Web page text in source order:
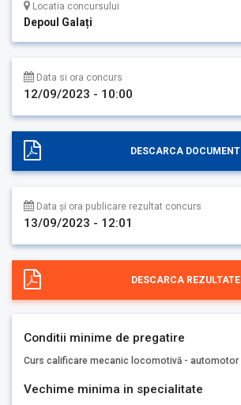
Locatia concursului
Depoul Galați
Data si ora concurs
12/09/2023 - 10:00
DESCARCA DOCUMENT
Data și ora publicare rezultat concurs
13/09/2023 - 12:01
DESCARCA REZULTATE
Conditii minime de pregatire
Curs calificare mecanic locomotivă - automotor
Vechime minima in specialitate